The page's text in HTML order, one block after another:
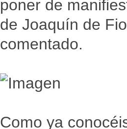
poner de
de Joaquín de
comentado.
Como ya